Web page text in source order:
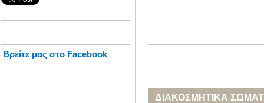
ΔΙΑΚΟΣΜΗΤΙΚΑ
Βρείτε μας στο Facebook